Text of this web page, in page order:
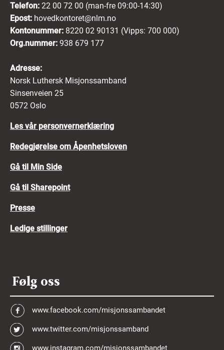
Telefon: 22 00 72 00 (man-fre 09:00-14:30)
Epost: hovedkontoret@nlm.no
Kontonummer: 8220 02 90131 (Vipps: 700 000)
Org.nummer: 938 679 177
Adresse:
Norsk Luthersk Misjonssamband
Sinsenveien 25
0572 Oslo
Les vår personvernerklæring
Redegjørelse om Åpenhetsloven
Gå til Min Side
Gå til Sharepoint
Presse
Ledige stillinger
Følg oss
www.facebook.com/misjonssambandet
www.twitter.com/misjonssamband
www.instagram.com/misjonssambandet